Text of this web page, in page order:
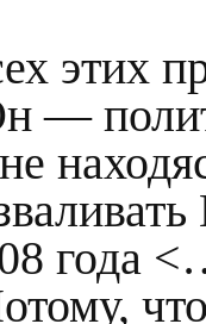
этих
—
года